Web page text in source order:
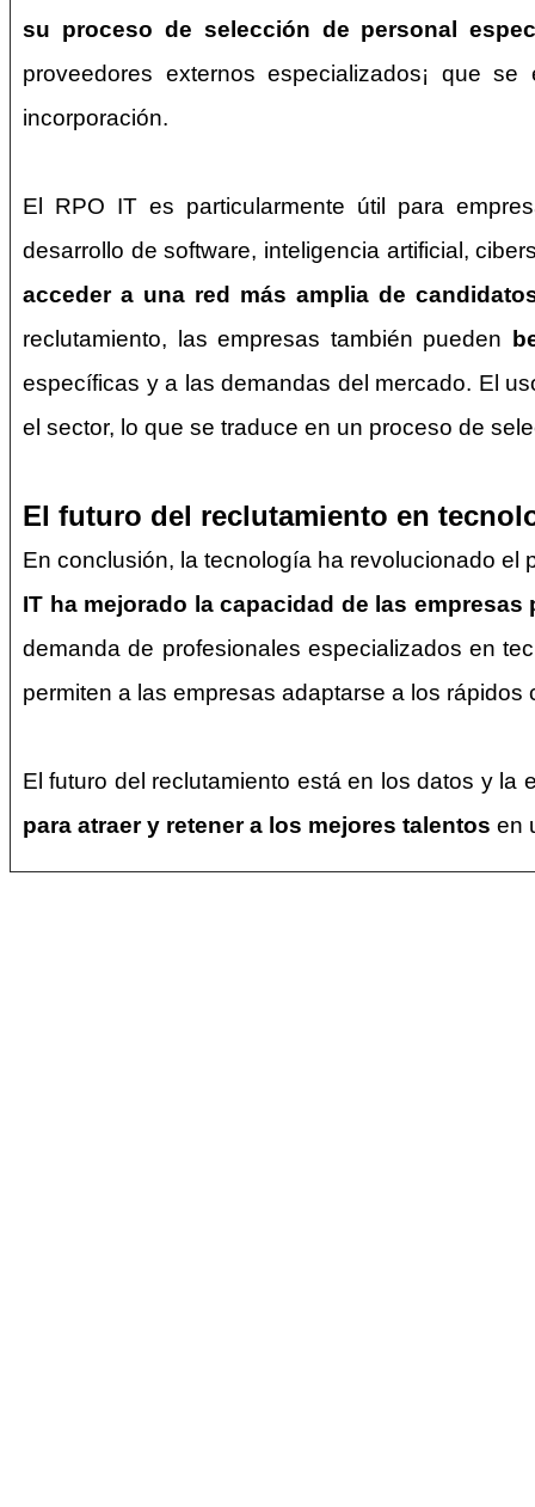
su proceso de selección de personal
proveedores externos especializados¡ que
incorporación.
El RPO IT es particularmente útil para
desarrollo de software, inteligencia artificial,
acceder a una red más amplia de
reclutamiento, las empresas también pueden
específicas y a las demandas del mercado. El
el sector, lo que se traduce en un proceso de
El futuro del reclutamiento en
En conclusión, la tecnología ha revolucionado
IT ha mejorado la capacidad de las
demanda de profesionales especializados en
permiten a las empresas adaptarse a los rápidos
El futuro del reclutamiento está en los datos y
para atraer y retener a los mejores talentos en